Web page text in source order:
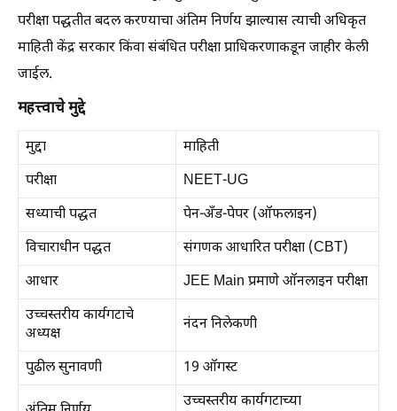
परीक्षा पद्धतीत बदल करण्याचा अंतिम निर्णय झाल्यास त्याची अधिकृत
माहिती केंद्र सरकार किंवा संबंधित परीक्षा प्राधिकरणाकडून जाहीर केली
जाईल.
महत्त्वाचे मुद्दे
मुद्दा
माहिती
परीक्षा
NEET-UG
सध्याची पद्धत
पेन-अँड-पेपर (ऑफलाइन)
विचाराधीन पद्धत
संगणक आधारित परीक्षा (CBT)
आधार
JEE Main प्रमाणे ऑनलाइन परीक्षा
उच्चस्तरीय कार्यगटाचे
अध्यक्ष
नंदन निलेकणी
पुढील सुनावणी 19 ऑगस्ट
उच्चस्तरीय कार्यगटाच्या